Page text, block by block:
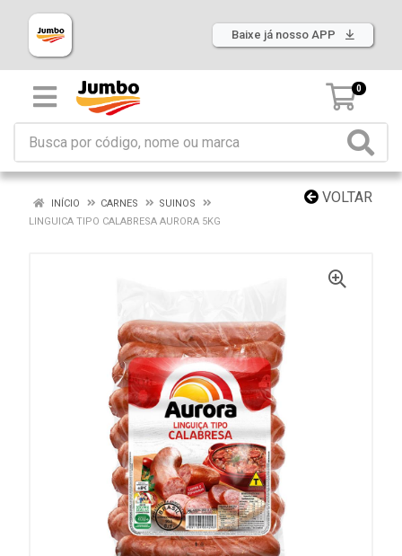
Baixe já nosso APP
0
VOLTAR
INÍCIO CARNES
SUINOS
LINGUICA TIPO CALABRESA AURORA 5KG